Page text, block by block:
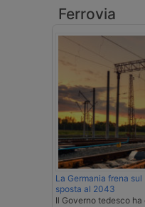
Ferrovia
La Germania frena
sposta al 2043
Il Governo tedesco ha